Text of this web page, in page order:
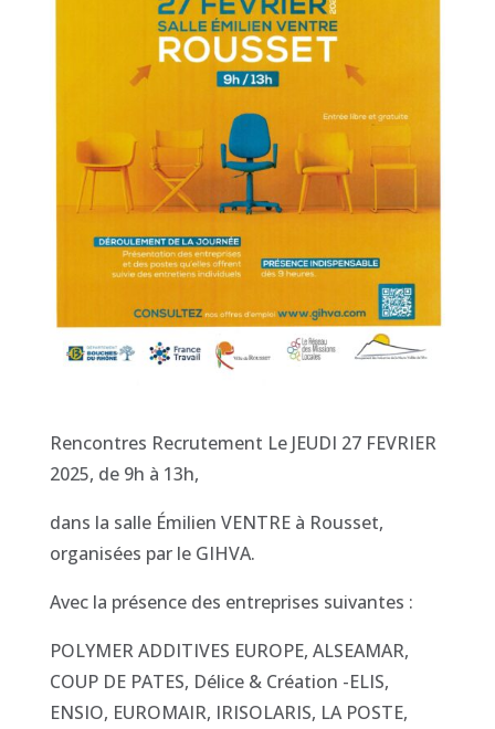
Rencontres Recrutement Le JEUDI 27 FEVRIER
2025, de 9h à 13h,
dans la salle Émilien VENTRE à Rousset,
organisées par le GIHVA.
Avec la présence des entreprises suivantes :
POLYMER ADDITIVES EUROPE, ALSEAMAR,
COUP DE PATES, Délice & Création -ELIS,
ENSIO, EUROMAIR, IRISOLARIS, LA POSTE,